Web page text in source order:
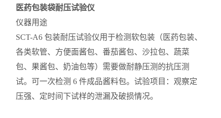
医药包装袋耐压试验仪
仪器用途
SCT-A6 包装耐压试验仪用于检测软包装（医药包装、
各类软管、方便面酱包、番茄酱包、沙拉包、蔬菜
包、果酱包、奶油包等）需要做耐静压测的抗压测
试。可一次检测 6 件成品酱料包。试验项目：观察定
压强、定时间下试样的泄漏及破损情况。